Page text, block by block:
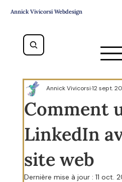
Annick Vivicorsi Webdesign
Comment
LinkedIn
site web
Annick Vivicorsi12 sept.
Dernière mise à jour : 11 oct.